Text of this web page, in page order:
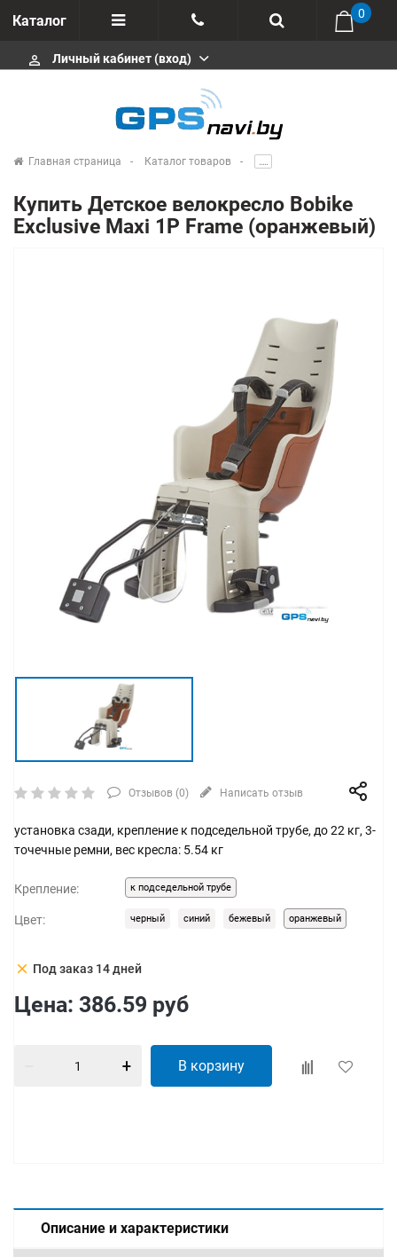
Каталог
Отзывы
+375 291646666
msa333
info@gpsnavi.by
0
perm_identity Личный кабинет (вход)
Главная страница Каталог товаров .....
Купить Детское велокресло Bobike
Exclusive Maxi 1P Frame (оранжевый)
Отзывов (0) Написать отзыв
установка сзади, крепление к подседельной трубе, до 22 кг, 3-
точечные ремни, вес кресла: 5.54 кг
Крепление: к подседельной трубе
Цвет: черный синий бежевый оранжевый
clear Под заказ 14 дней
Цена: 386.59 руб
В корзину
Описание и характеристики